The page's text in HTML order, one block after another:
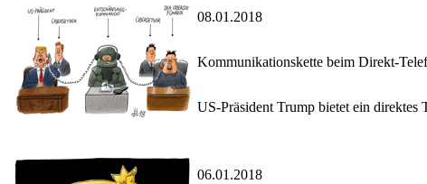
08.01.2018
Kommunikationskette beim Direkt-
US-Präsident Trump bietet ein direktes
06.01.2018